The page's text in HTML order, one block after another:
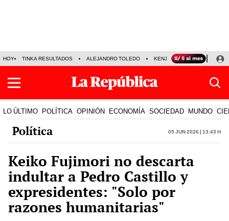
HOY TINKA RESULTADOS ALEJANDRO TOLEDO KENJI FUJIMORI
LO ÚLTIMO POLÍTICA OPINIÓN ECONOMÍA SOCIEDAD MUNDO
Política 05 Jun 2026 | 13:43 h
Keiko Fujimori no descarta
indultar a Pedro Castillo y
expresidentes: "Solo por
razones humanitarias"